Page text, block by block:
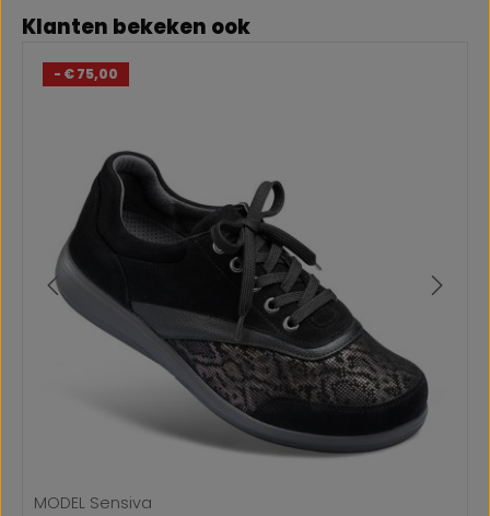
Productgalerij overslaan
Klanten bekeken ook
- € 75,00
MODEL Sensiva